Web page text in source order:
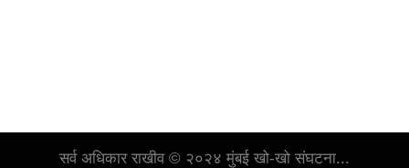
सर्व अधिकार राखीव © २०२४ मुंबई खो-खो संघटना...